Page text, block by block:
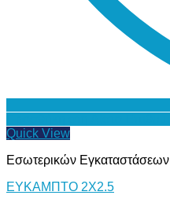
Quick View
Εσωτερικών Εγκαταστάσεων
ΕΥΚΑΜΠΤΟ 2Χ2.5